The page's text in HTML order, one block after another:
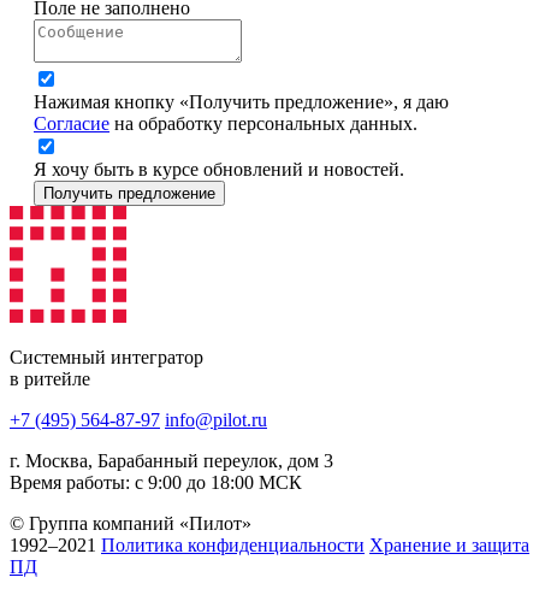
Поле не заполнено
Нажимая кнопку «Получить предложение», я даю
Согласие на обработку персональных данных.
Я хочу быть в курсе обновлений и новостей.
Получить предложение
Системный интегратор
в ритейле
+7 (495) 564-87-97 info@pilot.ru
г. Москва, Барабанный переулок, дом 3
Время работы: с 9:00 до 18:00 МСК
© Группа компаний «Пилот»
1992–2021 Политика конфиденциальности Хранение и защита
ПД